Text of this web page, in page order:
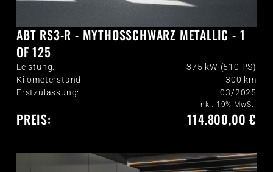
ABT RS3-R - MYTHOSSCHWARZ METALLIC - 1
OF 125
Leistung:
375 kW (510 PS)
Kilometerstand:
300 km
Erstzulassung:
03/2025
PREIS:
inkl. 19% MwSt.
114.800,00 €